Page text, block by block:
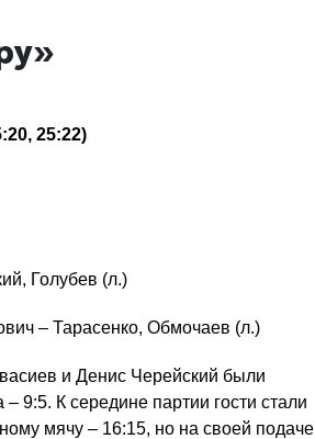
25:22)
Голубев (л.)
– Тарасенко, Обмочаев (л.)
и Денис Черейский были
9:5. К середине партии гости стали
мячу – 16:15, но на своей подаче